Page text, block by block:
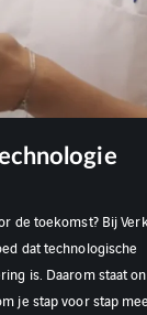
de toekomst? Bij
dat technologische
is. Daarom staat
je stap voor stap